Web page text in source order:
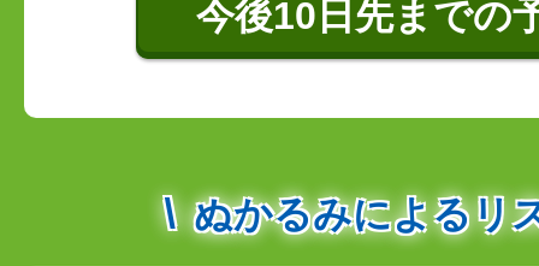
今後10日先までの
ぬかるみによるリ